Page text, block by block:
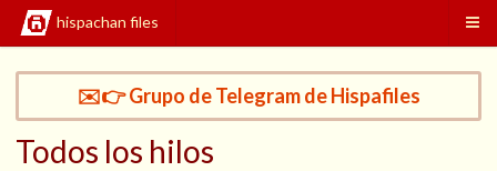
hispachan files
✉️👉 Grupo de Telegram de Hispafiles
Todos los hilos